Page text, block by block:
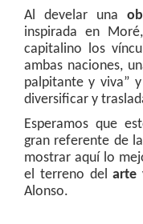
Al develar una
inspirada en
capitalino los
ambas naciones,
palpitante y viva”
diversificar y
Esperamos que
gran referente de
mostrar aquí lo
el terreno del arte
Alonso.